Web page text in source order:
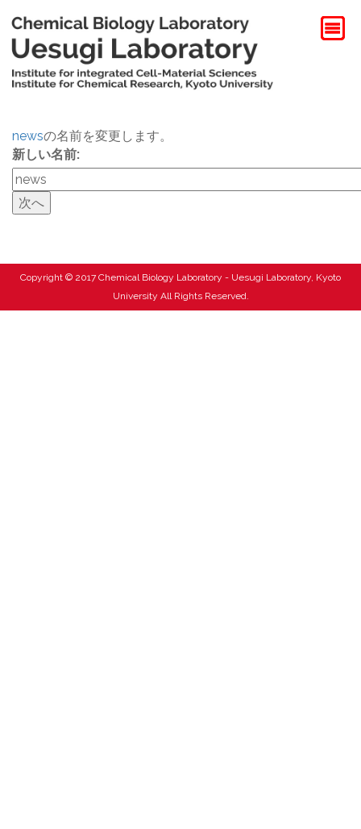
newsの名前を変更します。
新しい名前:
Copyright © 2017 Chemical Biology Laboratory - Uesugi Laboratory, Kyoto
University All Rights Reserved.